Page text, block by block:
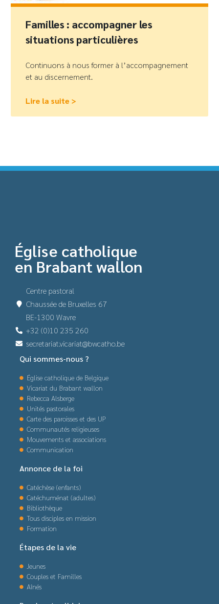
Familles : accompagner les
situations particulières
Continuons à nous former à l’accompagnement
et au discernement.
Lire la suite >
Église catholique
en Brabant wallon
Centre pastoral
Chaussée de Bruxelles 67
BE-1300 Wavre
+32 (0)10 235 260
secretariat.vicariat@bwcatho.be
Qui sommes-nous ?
Église catholique de Belgique
Vicariat du Brabant wallon
Rebecca Alsberge
Unités pastorales
Carte des paroisses et des UP
Communautés religieuses
Mouvements et associations
Communication
Annonce de la foi
Catéchèse (enfants)
Catéchuménat (adultes)
Bibliothèque
Tous disciples en mission
Formation
Étapes de la vie
Jeunes
Couples et Familles
Aînés